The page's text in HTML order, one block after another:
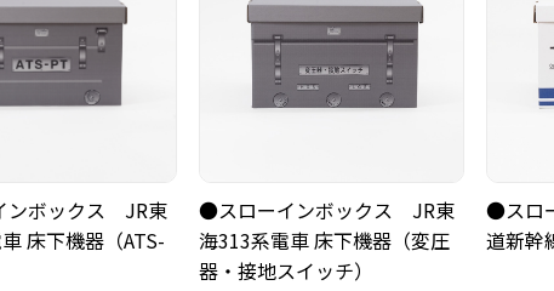
ンボックス JR東
床下機器（ATS-
●スローインボックス JR東
海313系電車 床下機器（変圧
器・接地スイッチ）
●スロ
道新幹